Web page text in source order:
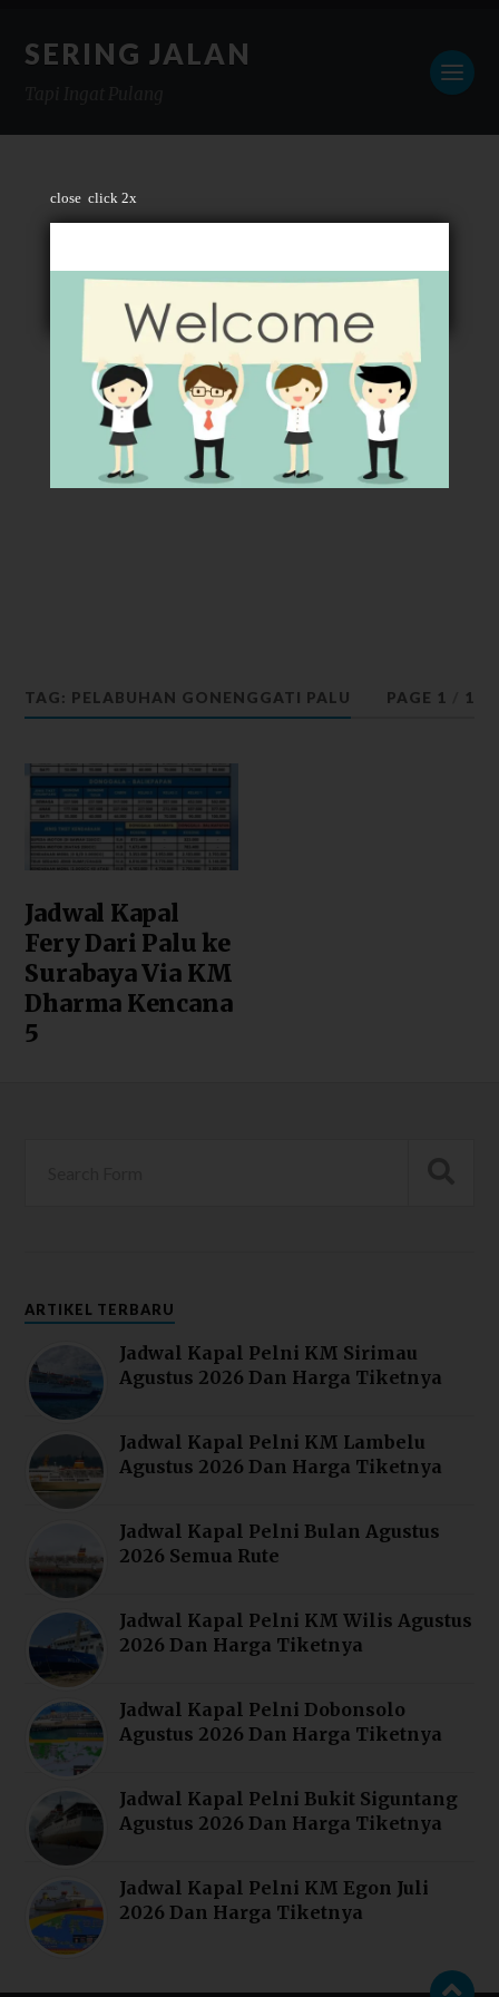
close click 2x
SERING JALAN
TAG: PELABUHAN GONENGGATI PALU PAGE 1 1
Jadwal Kapal
Fery Dari Palu ke
Surabaya Via KM
Dharma Kencana
5
ARTIKEL TERBARU
Jadwal Kapal Pelni KM Sirimau
Agustus 2026 Dan Harga Tiketnya
Jadwal Kapal Pelni KM Lambelu
Agustus 2026 Dan Harga Tiketnya
Jadwal Kapal Pelni Bulan Agustus
2026 Semua Rute
Jadwal Kapal Pelni KM Wilis Agustus
2026 Dan Harga Tiketnya
Jadwal Kapal Pelni Dobonsolo
Agustus 2026 Dan Harga Tiketnya
Jadwal Kapal Pelni Bukit Siguntang
Agustus 2026 Dan Harga Tiketnya
Jadwal Kapal Pelni KM Egon Juli
2026 Dan Harga Tiketnya